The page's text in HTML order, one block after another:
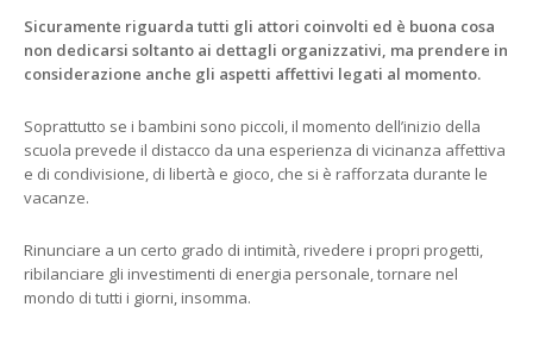
Sicuramente riguarda tutti gli attori coinvolti ed è buona cosa
non dedicarsi soltanto ai dettagli organizzativi, ma prendere in
considerazione anche gli aspetti affettivi legati al momento.
Soprattutto se i bambini sono piccoli, il momento dell’inizio della
scuola prevede il distacco da una esperienza di vicinanza affettiva
e di condivisione, di libertà e gioco, che si è rafforzata durante le
vacanze.
Rinunciare a un certo grado di intimità, rivedere i propri progetti,
ribilanciare gli investimenti di energia personale, tornare nel
mondo di tutti i giorni, insomma.